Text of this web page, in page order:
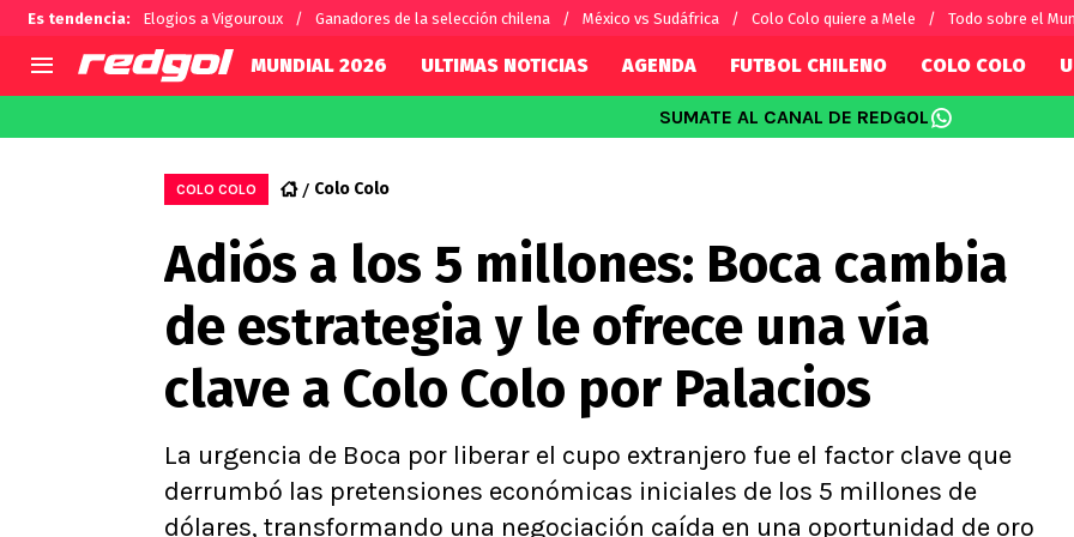
Es tendencia: Elogios a Vigouroux Ganadores de la selección chilena México vs Sudáfrica Colo Colo quiere a Mele Todo sobre el
Selección Chilena
U de Chile
U Católica
Campeonato Nacional
Primera B
Segunda División
Copa Chile
Supercopa Chile
Campeonato Femenino
Alexis Sánchez
Carlos Palacios
Chilenos por el mundo
Fútbol Argentino
Fútbol Brasileño
Conference
Ligue 1
MUNDIAL 2026 ULTIMAS NOTICIAS AGENDA FUTBOL CHILENO COLO COLO
SUMATE AL CANAL DE REDGOL
COLO COLO Colo Colo
Adiós a los 5 millones: Boca cambia
de estrategia y le ofrece una vía
clave a Colo Colo por Palacios
La urgencia de Boca por liberar el cupo extranjero fue el factor clave que
derrumbó las pretensiones económicas iniciales de los 5 millones de
dólares, transformando una negociación caída en una oportunidad de oro